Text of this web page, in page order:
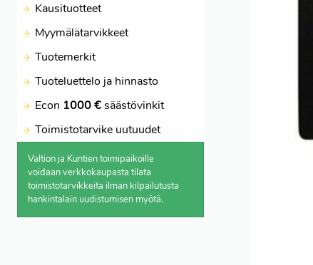
Kausituotteet
Myymälätarvikkeet
Tuotemerkit
Tuoteluettelo ja hinnasto
Econ 1000 €säästövinkit
Toimistotarvike uutuudet
Valtion ja Kuntien toimipaikoille
voidaan verkkokaupasta tilata
toimistotarvikkeita ilman kilpailutusta
hankintalain uudistumisen myötä.